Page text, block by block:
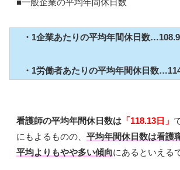
■一般企業の平均年間休日数
・1企業あたりの平均年間休日数…108.9
・1労働者あたりの平均年間休日数
看護師の平均年間休日数は 「118.13日」
にもよるものの、 平均年間休日数は看護
平均よりもやや多い傾向にあるといえる